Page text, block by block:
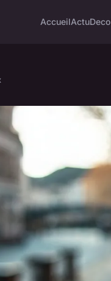
AccueilActuDeco